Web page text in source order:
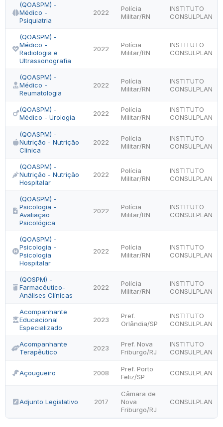
(QOASPM) -
Médico -
Psiquiatria
2022
Polícia
Militar/RN
INSTITUTO
CONSULPLAN
(QOASPM) -
Médico -
Radiologia e
Ultrassonografia
2022
Polícia
Militar/RN
INSTITUTO
CONSULPLAN
(QOASPM) -
Médico -
Reumatologia
2022
Polícia
Militar/RN
INSTITUTO
CONSULPLAN
(QOASPM) -
Médico - Urologia
2022
Polícia
Militar/RN
INSTITUTO
CONSULPLAN
(QOASPM) -
Nutrição - Nutrição
Clínica
2022
Polícia
Militar/RN
INSTITUTO
CONSULPLAN
(QOASPM) -
Nutrição - Nutrição
Hospitalar
2022
Polícia
Militar/RN
INSTITUTO
CONSULPLAN
(QOASPM) -
Psicologia -
Avaliação
Psicológica
2022
Polícia
Militar/RN
INSTITUTO
CONSULPLAN
(QOASPM) -
Psicologia -
Psicologia
Hospitalar
2022
Polícia
Militar/RN
INSTITUTO
CONSULPLAN
(QOSPM) -
Farmacêutico-
Análises Clínicas
2022
Polícia
Militar/RN
INSTITUTO
CONSULPLAN
Acompanhante
Educacional
Especializado
2023
Pref.
Orlândia/SP
INSTITUTO
CONSULPLAN
Acompanhante
Terapêutico
2023
Pref. Nova
Friburgo/RJ
INSTITUTO
CONSULPLAN
Açougueiro 2008
Pref. Porto
Feliz/SP
CONSULPLAN
Adjunto Legislativo 2017
Câmara de
Nova
Friburgo/RJ
CONSULPLAN